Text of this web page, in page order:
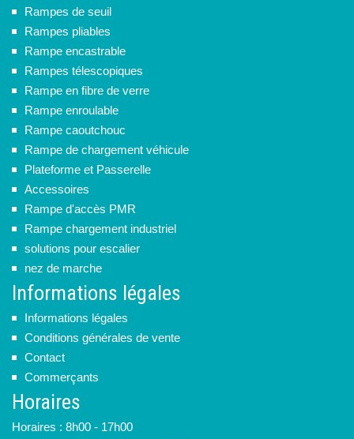
Rampes de seuil
Rampes pliables
Rampe encastrable
Rampes télescopiques
Rampe en fibre de verre
Rampe enroulable
Rampe caoutchouc
Rampe de chargement véhicule
Plateforme et Passerelle
Accessoires
Rampe d'accès PMR
Rampe chargement industriel
solutions pour escalier
nez de marche
Informations légales
Informations légales
Conditions générales de vente
Contact
Commerçants
Horaires
Horaires : 8h00 - 17h00